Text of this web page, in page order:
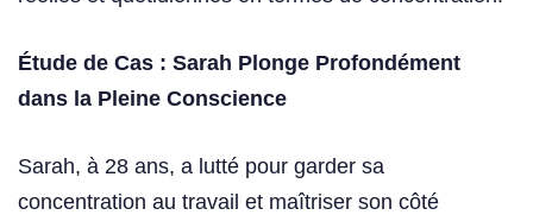
Étude de Cas : Sarah Plonge Profondément
dans la Pleine Conscience
Sarah, à 28 ans, a lutté pour garder sa
concentration au travail et maîtriser son côté